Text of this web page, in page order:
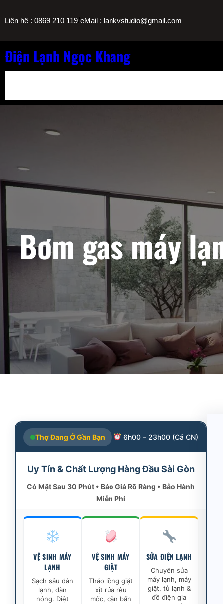
đến
nội
dung
Liên hệ : 0869 210 119/eMail : lankvstudio@gmail.com
Điện Lạnh Ngọc Khang
Bơm gas máy
Thợ Đang Ở Gần Bạn 6h00 – 23h00 (Cả CN)
Uy Tín & Chất Lượng Hàng Đầu Sài Gòn
Có Mặt Sau 30 Phút • Báo Giá Rõ Ràng • Bảo Hành
Miễn Phí
VỆ SINH MÁY
LẠNH
Sạch sâu dàn
lạnh, dàn
nóng. Diệt
VỆ SINH MÁY
GIẶT
Tháo lồng giặt
xịt rửa rêu
mốc, cặn bẩn
SỬA ĐIỆN LẠNH
Chuyên sửa
máy lạnh, máy
giặt, tủ lạnh &
đồ điện gia